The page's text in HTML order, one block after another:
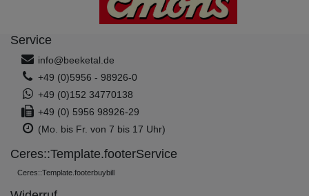
Service
info@beeketal.de
+49 (0)5956 - 98926-0
+49 (0)152 34770138
+49 (0) 5956 98926-29
(Mo. bis Fr. von 7 bis 17 Uhr)
Ceres::Template.footerService
Ceres::Template.footerbuybill